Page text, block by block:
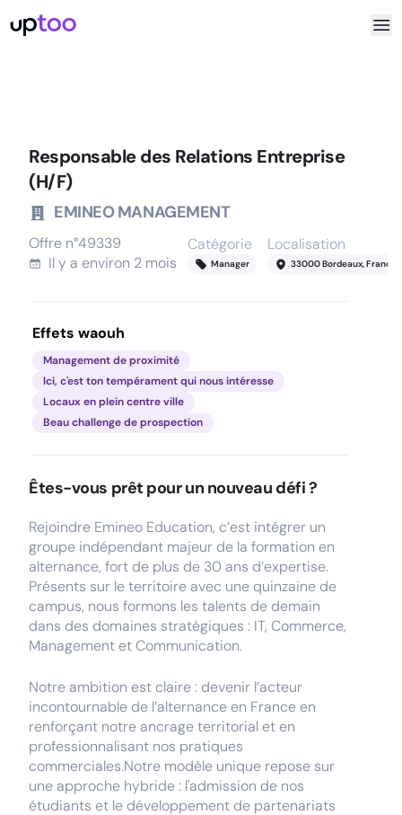
Responsable des Relations Entreprise
(H/F)
EMINEO MANAGEMENT
Offre n°49339
Il y a environ 2 mois
Catégorie
Manager
Localisation
33000 Bordeaux, France
Effets waouh
Management de proximité
Ici, c'est ton tempérament qui nous intéresse
Locaux en plein centre ville
Beau challenge de prospection
Êtes-vous prêt pour un nouveau défi ?
Rejoindre Emineo Education, c’est intégrer un
groupe indépendant majeur de la formation en
alternance, fort de plus de 30 ans d’expertise.
Présents sur le territoire avec une quinzaine de
campus, nous formons les talents de demain
dans des domaines stratégiques : IT, Commerce,
Management et Communication.
Notre ambition est claire : devenir l’acteur
incontournable de l’alternance en France en
renforçant notre ancrage territorial et en
professionnalisant nos pratiques
commerciales.Notre modèle unique repose sur
une approche hybride : l'admission de nos
étudiants et le développement de partenariats